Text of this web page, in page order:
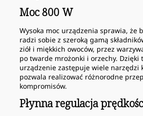
Moc 800 W
Wysoka moc urządzenia sprawia, że
radzi sobie z szeroką gamą
ziół i miękkich owoców, przez
po twarde mrożonki i orzechy. Dzięki
urządzenie zastępuje wiele narzędzi
pozwala realizować różnorodne
kompromisów.
Płynna regulacja